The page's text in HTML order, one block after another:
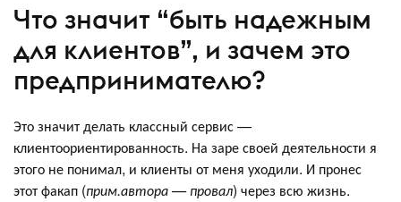
Что значит “быть надежным
для клиентов”, и зачем это
предпринимателю?
Это значит делать классный сервис —
клиентоориентированность. На заре своей деятельности я
этого не понимал, и клиенты от меня уходили. И пронес
этот факап (прим.автора — провал) через всю жизнь.